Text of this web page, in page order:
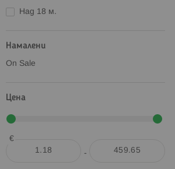
Над 18 м.
Намалени
On Sale
Цена
€
-